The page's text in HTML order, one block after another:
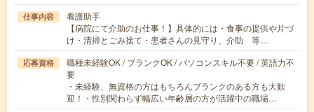
仕事内容
看護助手
【病院にて介助のお仕事！】具体的には・食事の提供や片づ
け・清掃とごみ捨て・患者さんの見守り、介助 等…
応募資格
職種未経験OK / ブランクOK / パソコンスキル不要 / 英語力不
要
・未経験、無資格の方はもちろんブランクのある方も大歓
迎！・性別関わらず幅広い年齢層の方が活躍中の職場…